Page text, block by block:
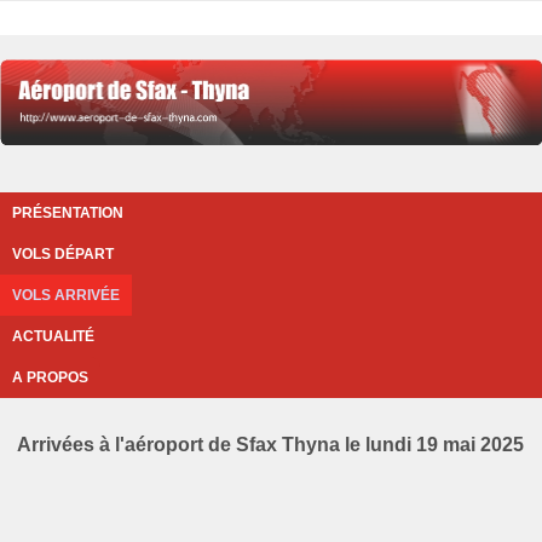
PRÉSENTATION
VOLS DÉPART
VOLS ARRIVÉE
ACTUALITÉ
A PROPOS
Arrivées à l'aéroport de Sfax Thyna le lundi 19 mai 2025